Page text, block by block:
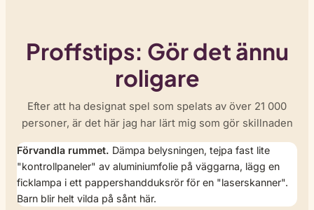
Proffstips: Gör det ännu
roligare
Efter att ha designat spel som spelats av över 21 000
personer, är det här jag har lärt mig som gör skillnaden
Förvandla rummet. Dämpa belysningen, tejpa fast lite
"kontrollpaneler" av aluminiumfolie på väggarna, lägg en
ficklampa i ett pappershandduksrör för en "laserskanner".
Barn blir helt vilda på sånt här.